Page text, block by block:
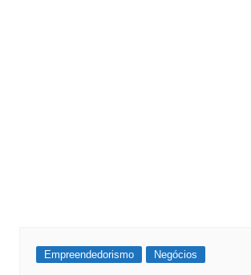
Empreendedorismo Negócios